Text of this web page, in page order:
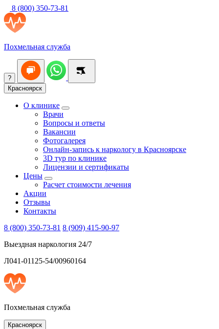
8 (800) 350-73-81
Похмельная служба
?
Красноярск
О клинике
Врачи
Вопросы и ответы
Вакансии
Фотогалерея
Онлайн-запись к наркологу в Красноярске
3D тур по клинике
Лицензии и сертификаты
Цены
Расчет стоимости лечения
Акции
Отзывы
Контакты
8 (800) 350-73-81 8 (909) 415-90-97
Выездная наркология 24/7
Л041-01125-54/00960164
Похмельная служба
Красноярск